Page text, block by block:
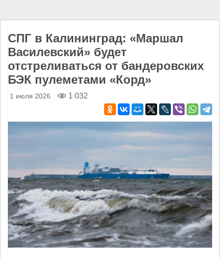
СПГ в Калининград: «Маршал
Василевский» будет
отстреливаться от бандеровских
БЭК пулеметами «Корд»
1 июля 2026 1 032